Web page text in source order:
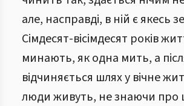
але, насправді, в ній є якесь
Сімдесят-вісімдесят років
минають, як одна мить, а
відчиняється шлях у вічне
люди живуть, не знаючи про